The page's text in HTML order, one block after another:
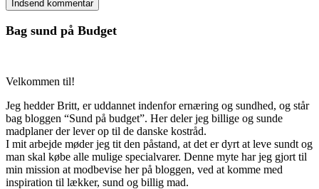
Bag sund på Budget
Velkommen til!
Jeg hedder Britt, er uddannet indenfor ernæring og sundhed, og står
bag bloggen “Sund på budget”. Her deler jeg billige og sunde
madplaner der lever op til de danske kostråd.
I mit arbejde møder jeg tit den påstand, at det er dyrt at leve sundt og
man skal købe alle mulige specialvarer. Denne myte har jeg gjort til
min mission at modbevise her på bloggen, ved at komme med
inspiration til lækker, sund og billig mad.